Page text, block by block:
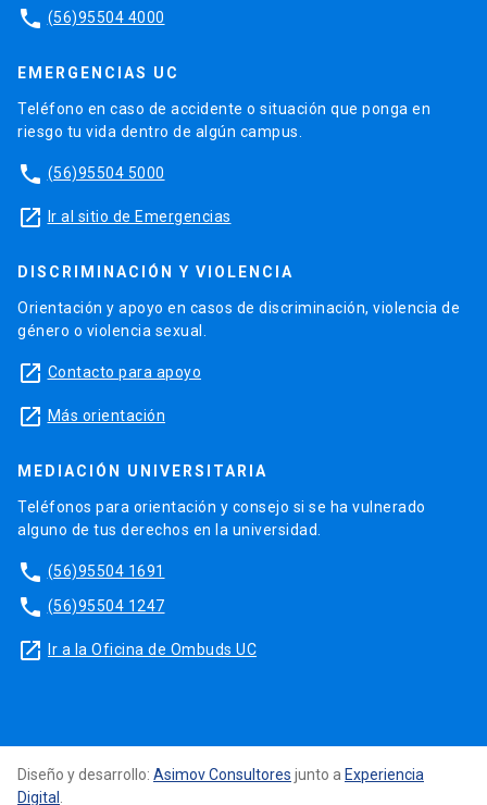
phone (56)95504 4000
EMERGENCIAS UC
Teléfono en caso de accidente o situación que ponga en
riesgo tu vida dentro de algún campus.
phone (56)95504 5000
launch Ir al sitio de Emergencias
DISCRIMINACIÓN Y VIOLENCIA
Orientación y apoyo en casos de discriminación, violencia de
género o violencia sexual.
launch Contacto para apoyo
launch Más orientación
MEDIACIÓN UNIVERSITARIA
Teléfonos para orientación y consejo si se ha vulnerado
alguno de tus derechos en la universidad.
phone (56)95504 1691
phone (56)95504 1247
launch Ir a la Oficina de Ombuds UC
Diseño y desarrollo: Asimov Consultores junto a Experiencia
Digital